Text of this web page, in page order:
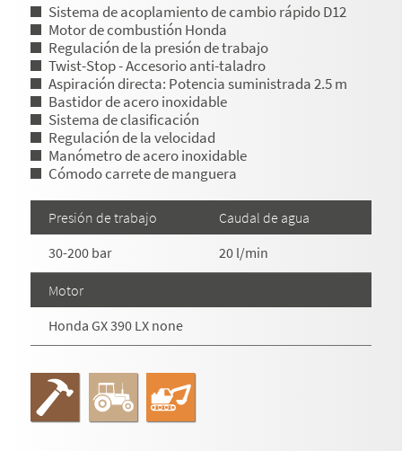
Sistema de acoplamiento de cambio rápido D12
Motor de combustión Honda
Regulación de la presión de trabajo
Twist-Stop - Accesorio anti-taladro
Aspiración directa: Potencia suministrada 2.5 m
Bastidor de acero inoxidable
Sistema de clasificación
Regulación de la velocidad
Manómetro de acero inoxidable
Cómodo carrete de manguera
Presión de trabajo
30-200 bar
Caudal de agua
20 l/min
Motor
Honda GX 390 LX none